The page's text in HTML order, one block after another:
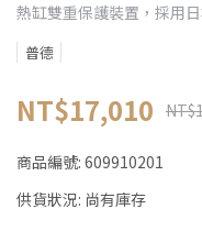
熱缸雙重保護裝置，採用
普德
NT$17,010
商品編號: 609910201
供貨狀況: 尚有庫存